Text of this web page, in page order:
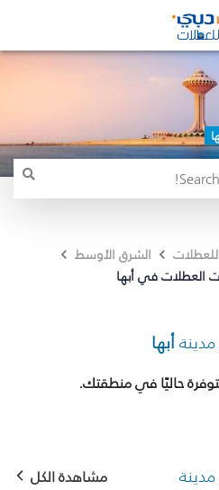
الشرق الأوسط
العطلات في أبها
أبها
حاليًا في منطقتك.
مشاهدة الكل